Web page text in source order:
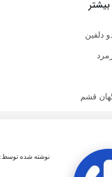
دلفین
قشم
نوشته شده توسط: